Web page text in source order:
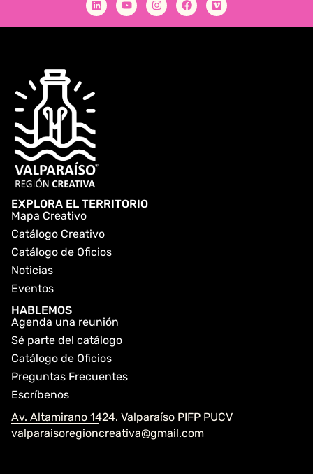
EXPLORA EL TERRITORIO
Mapa Creativo
Catálogo Creativo
Catálogo de Oficios
Noticias
Eventos
HABLEMOS
Agenda una reunión
Sé parte del catálogo
Catálogo de Oficios
Preguntas Frecuentes
Escríbenos
Av. Altamirano 1424. Valparaíso PIFP PUCV
valparaisoregioncreativa@gmail.com